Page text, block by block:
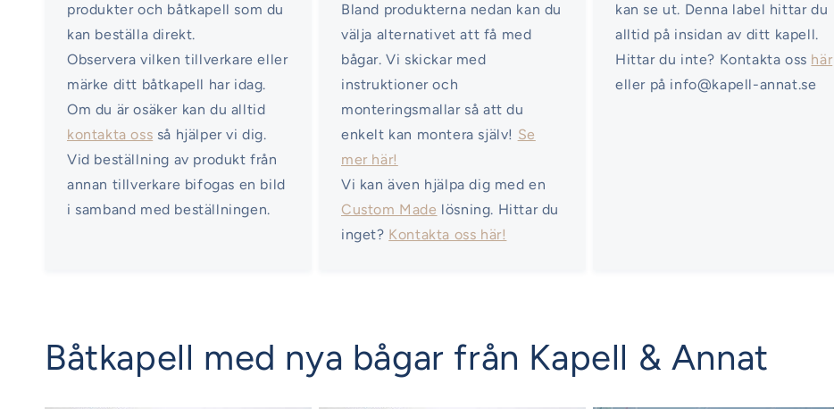
produkter och båtkapell som du
kan beställa direkt.
Observera vilken tillverkare eller
märke ditt båtkapell har idag.
Om du är osäker kan du alltid
kontakta oss så hjälper vi dig.
Vid beställning av produkt från
annan tillverkare bifogas en bild
i samband med beställningen.
Bland produkterna nedan kan du
välja alternativet att få med
bågar. Vi skickar med
instruktioner och
monteringsmallar så att du
enkelt kan montera själv! Se
mer här!
Vi kan även hjälpa dig med en
Custom Made lösning. Hittar du
inget? Kontakta oss här!
kan se ut. Denna label hittar du
alltid på insidan av ditt kapell.
Hittar du inte? Kontakta oss här
eller på info@kapell-annat.se
Båtkapell med nya bågar från Kapell & Annat